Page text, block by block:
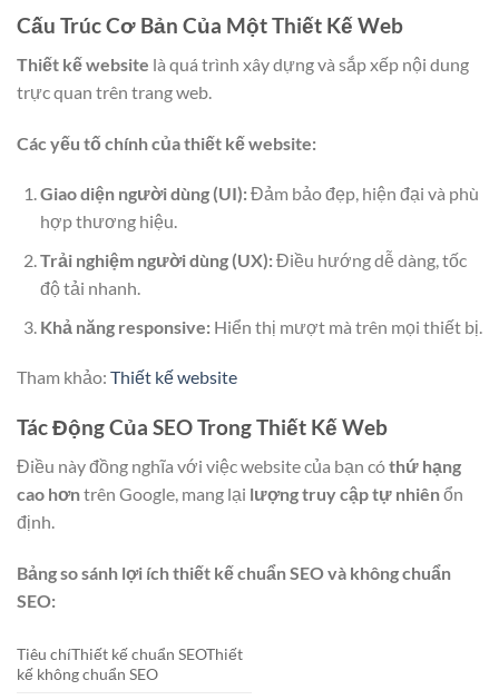
Cấu Trúc Cơ Bản Của Một Thiết Kế Web
Thiết kế website là quá trình xây dựng và sắp xếp nội dung
trực quan trên trang web.
Các yếu tố chính của thiết kế website:
Giao diện người dùng (UI):Đảm bảo đẹp, hiện đại và phù
hợp thương hiệu.
Trải nghiệm người dùng (UX):Điều hướng dễ dàng, tốc
độ tải nhanh.
Khả năng responsive:Hiển thị mượt mà trên mọi thiết bị.
Tham khảo: Thiết kế website
Tác Động Của SEO Trong Thiết Kế Web
Điều này đồng nghĩa với việc website của bạn cóthứ hạng
cao hơntrên Google, mang lại lượng truy cập tự nhiênổn
định.
Bảng so sánh lợi ích thiết kế chuẩn SEO và không chuẩn
SEO:
Tiêu chíThiết kế chuẩn SEOThiết
kế không chuẩn SEO